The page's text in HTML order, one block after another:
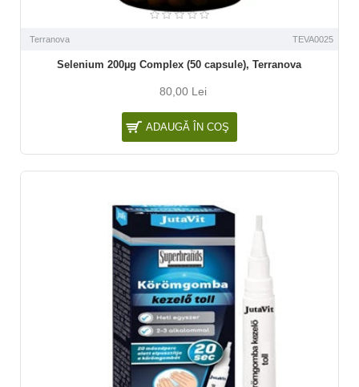
Terranova TEVA0025
Selenium 200µg Complex (50 capsule), Terranova
80,00 Lei
ADAUGĂ ÎN COŞ